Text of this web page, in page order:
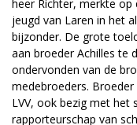
heer Richter, merkte op
jeugd van Laren in het
bijzonder. De grote
aan broeder Achilles te
ondervonden van de
medebroeders. Broeder
LVV, ook bezig met
rapporteurschap van